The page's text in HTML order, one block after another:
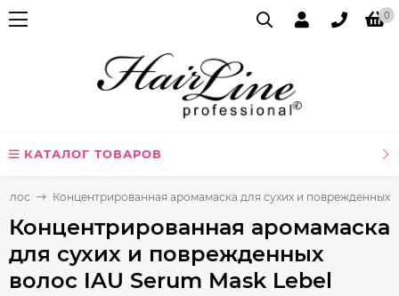
0
КАТАЛОГ ТОВАРОВ
Концентрированная аромамаска для сухих и поврежденных
Концентрированная аромамаска
для сухих и поврежденных
волос IAU Serum Mask Lebel